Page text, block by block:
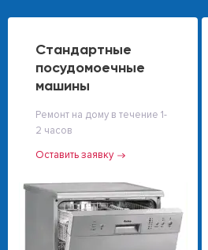
Стандартные
посудомоечные
машины
Ремонт на дому в течение 1-
2 часов
Оставить заявку